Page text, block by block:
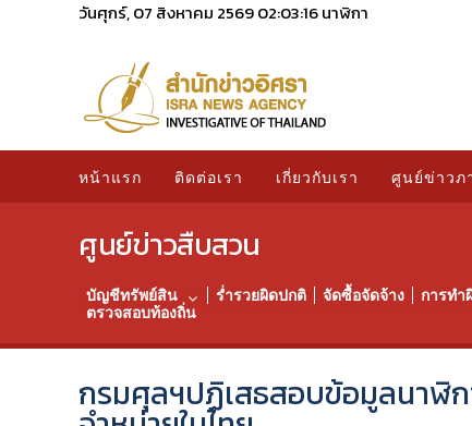
วันศุกร์, 07 สิงหาคม 256902:03:17นาฬิกา
หน้าแรก ติดต่อเรา เกี่ยวกับเรา ศูนย์ข่าวภ
ศูนย์ข่าวสืบสวน
บัญชีทรัพย์สิน ร่ำรวยผิดปกติ จัดซื้อจัดจ้าง การทำ
ตรวจสอบท้องถิ่น
กรมศุลฯปฏิเสธสอบข้อมูลนาฬิ